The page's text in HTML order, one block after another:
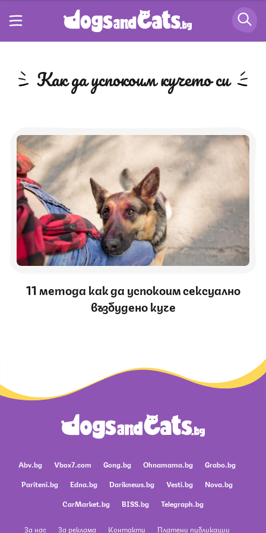
как да успокоим кучето си
11 метода как да успокоим сексуално
възбудено куче
Abv.bg Vbox7.com Gong.bg Ohnamama.bg
Grabo.bg
Pariteni.bg
Edna.bg Dariknews.bg Vesti.bg
Nova.bg
CarMarket.bg
BISS.bg Telegraph.bg
За нас За реклама Контакти Платени публикации